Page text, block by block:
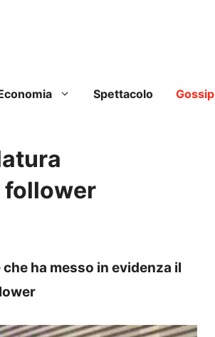
Spettacolo Gossip
follower
ha messo in evidenza il